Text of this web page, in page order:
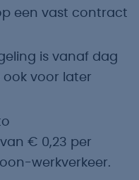
een vast contract
is vanaf dag
ook voor later
€ 0,23 per
werkverkeer.